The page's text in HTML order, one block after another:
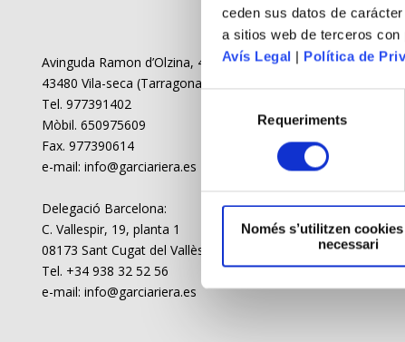
ceden sus datos de
a sitios web de terceros
Avís Legal | Política de
Requeriments
Només s’utilitzen
necessari
Avinguda Ramon d’Olzina, 48-50
43480 Vila-seca (Tarragona)
Tel. 977391402
Mòbil. 650975609
Fax. 977390614
e-mail: info@garciariera.es
Delegació Barcelona:
C. Vallespir, 19, planta 1
08173 Sant Cugat del Vallès (Barcelona)
Tel. +34 938 32 52 56
e-mail: info@garciariera.es